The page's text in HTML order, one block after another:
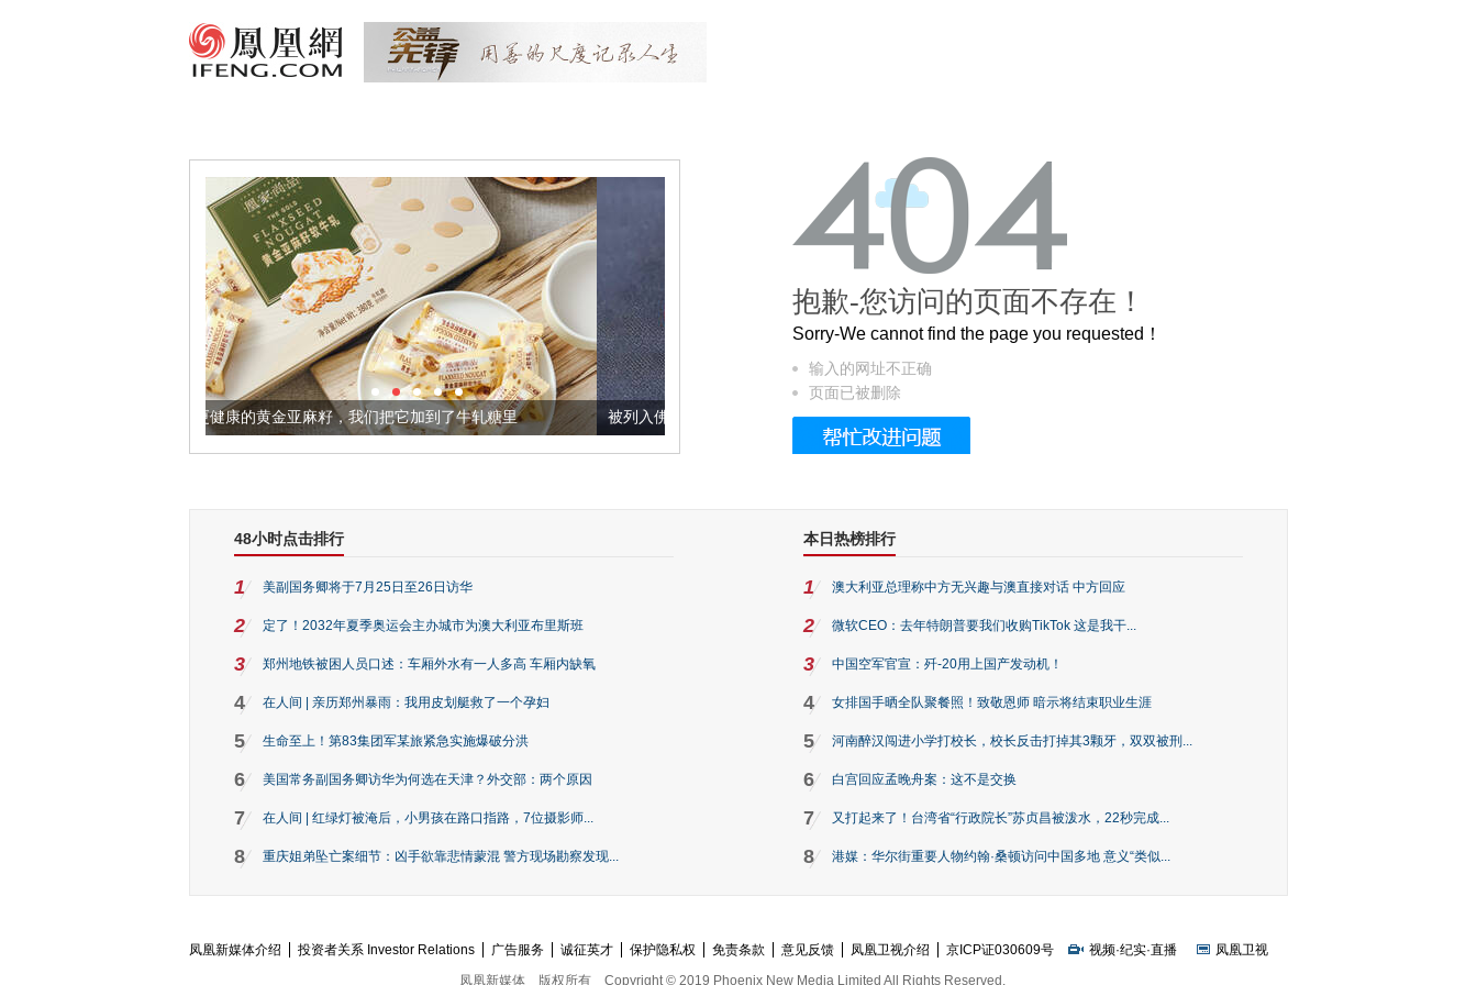
让身体更健康的黄金亚麻籽，我们把它加到了牛轧糖里 被列入佛家七宝的它到底有多美？
抱歉-您访问的页面不存在！
Sorry-We cannot find the page you requested！
输入的网址不正确
页面已被删除
48小时点击排行
1 美副国务卿将于7月25日至26日访华
2 定了！2032年夏季奥运会主办城市为澳大利亚布里斯班
3 郑州地铁被困人员口述：车厢外水有一人多高 车厢内缺氧
4 在人间 | 亲历郑州暴雨：我用皮划艇救了一个孕妇
5 生命至上！第83集团军某旅紧急实施爆破分洪
6 美国常务副国务卿访华为何选在天津？外交部：两个原因
7 在人间 | 红绿灯被淹后，小男孩在路口指路，7位摄影师...
8 重庆姐弟坠亡案细节：凶手欲靠悲情蒙混 警方现场勘察发现...
本日热榜排行
1 澳大利亚总理称中方无兴趣与澳直接对话 中方回应
2 微软CEO：去年特朗普要我们收购TikTok 这是我干...
3 中国空军官宣：歼-20用上国产发动机！
4 女排国手晒全队聚餐照！致敬恩师 暗示将结束职业生涯
5 河南醉汉闯进小学打校长，校长反击打掉其3颗牙，双双被刑...
6 白宫回应孟晚舟案：这不是交换
7 又打起来了！台湾省“行政院长”苏贞昌被泼水，22秒完成...
8 港媒：华尔街重要人物约翰·桑顿访问中国多地 意义“类似...
凤凰新媒体介绍 投资者关系 Investor Relations 广告服务 诚征英才 保护隐私权 免责条款 意见反馈 凤凰卫视介绍 京ICP证030609号 视频·纪实·直播
凤凰卫视
凤凰新媒体
版权所有 Copyright © 2019 Phoenix New Media Limited All Rights Reserved.